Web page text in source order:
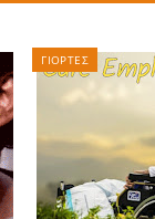
ΓΙΟΡΤΕΣ